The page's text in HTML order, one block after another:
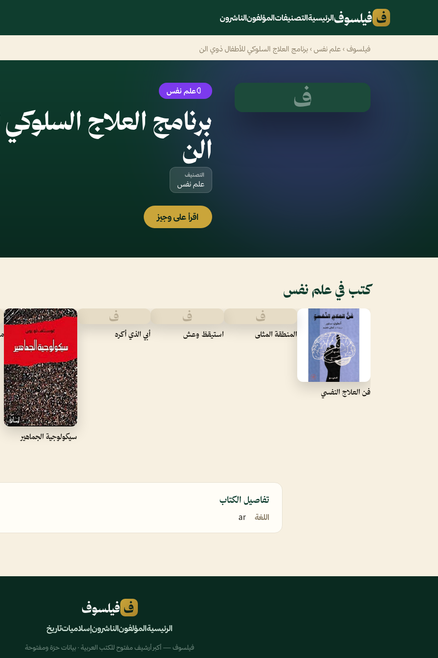
ف فيلسوفالرئيسيةالتصنيفاتالمؤلفونالناشرون
فيلسوف › علم نفس › برنامج العلاج السلوكي للأطفال ذوي الن
ف علم نفس
برنامج العلاج
الن
التصنيف
علم نفس
اقرأ على وجيز
كتب في علم نفس
فن العلاج النفسي
ف
المنطقة المثلى
ف
استيقظ وعش
ف
أبي الذي أكره
سيكولوجية الجماهير
تفاصيل الكتاب
اللغة ar
ف فيلسوف
الرئيسيةالمؤلفونالناشرونإسلامياتتاريخ
فيلسوف — أكبر أرشيف مفتوح للكتب العربية · بيانات حرّة ومفتوحة